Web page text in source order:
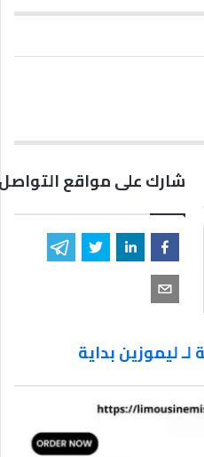
شارك على مواقع
ليموزين بداية